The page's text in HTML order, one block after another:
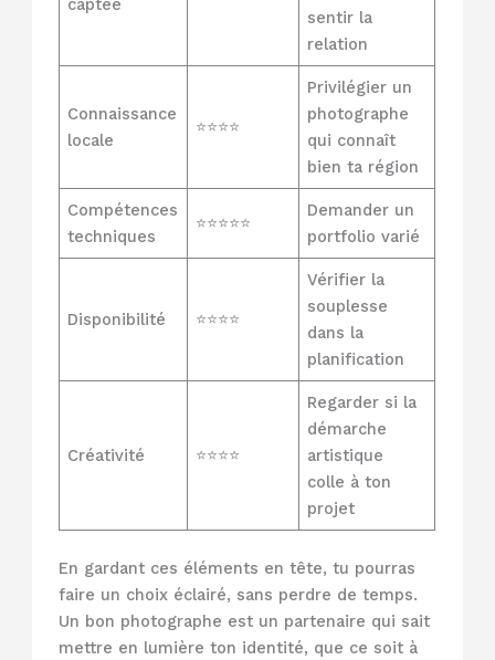
captée
sentir la
relation
Connaissance
locale
⭐⭐⭐⭐
Privilégier un
photographe
qui connaît
bien ta région
Compétences
techniques
⭐⭐⭐⭐⭐
Demander un
portfolio varié
Disponibilité ⭐⭐⭐⭐
Vérifier la
souplesse
dans la
planification
Créativité ⭐⭐⭐⭐
Regarder si la
démarche
artistique
colle à ton
projet
En gardant ces éléments en tête, tu pourras
faire un choix éclairé, sans perdre de temps.
Un bon photographe est un partenaire qui sait
mettre en lumière ton identité, que ce soit à